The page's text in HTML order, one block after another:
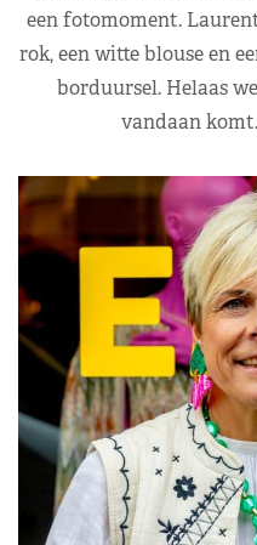
een fotomoment.
rok, een witte blouse en
borduursel. Helaas
vandaan